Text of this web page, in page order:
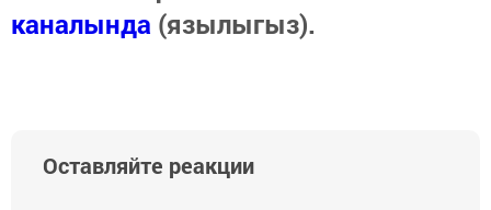
каналында (язылыгыз).
Оставляйте реакции